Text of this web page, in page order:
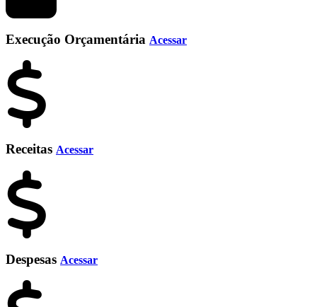
Execução Orçamentária Acessar
Receitas Acessar
Despesas Acessar